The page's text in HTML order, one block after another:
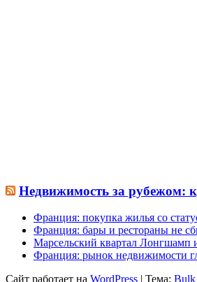
Недвижимость за рубежом:
Франция: покупка жилья со
Франция: бары и рестораны не
Марсельский квартал Лонгшамп
Франция: рынок недвижимости
Сайт работает на WordPress | Тема: